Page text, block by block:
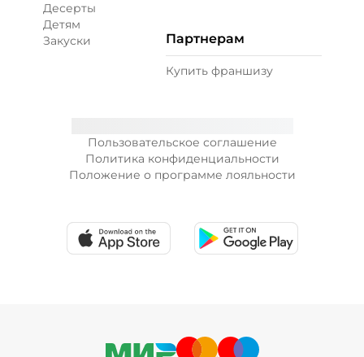
Пользовательское соглашение
Политика конфиденциальности
Положение о программе лояльности
Десерты
Детям
Закуски
Партнерам
Купить франшизу